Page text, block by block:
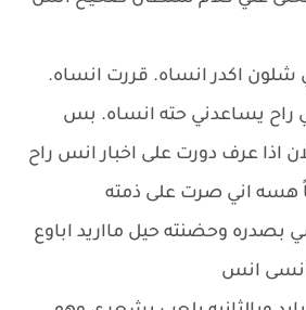
شلون اكدر انساه. قررت انساه.
يساعدني حته انساه. بس
اذا عرف دورت على اخبار انس راح
هسه اني صرت على ذمته
بصدره وحضنته حيل مااريد اباوع
انس